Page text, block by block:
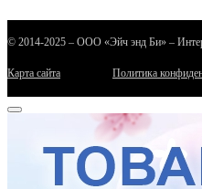
© 2014-2025 – ООО «Эйч энд Би» –
Карта сайта Политика